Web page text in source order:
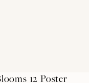
12 Poster